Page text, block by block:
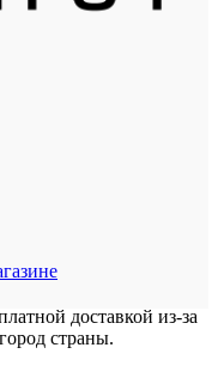
доставкой из-за
страны.